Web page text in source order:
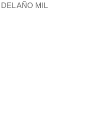
AÑO MIL